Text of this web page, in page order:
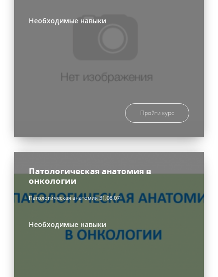
Необходимые навыки
Пройти курс
Патологическая анатомия в
онкологии
Патологическая анатомия 31.08.07
Необходимые навыки